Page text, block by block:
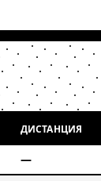
ДИСТАНЦИЯ
—